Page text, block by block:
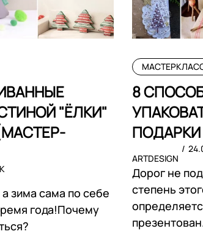
"ЁЛКИ"
зима сама по себе
года!Почему
8
ПОДАРКИ
ARTDESIGN
Дорог не
степень